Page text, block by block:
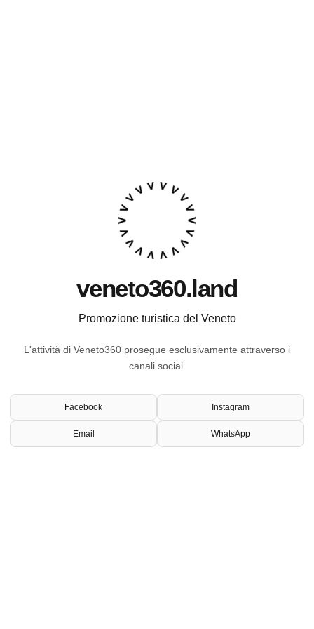
veneto360.land
Promozione turistica del Veneto
L'attività di Veneto360 prosegue esclusivamente attraverso i
canali social.
Facebook Instagram
Email WhatsApp